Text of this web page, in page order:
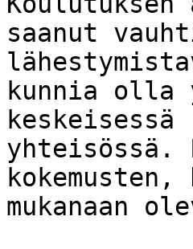
saanut
kunnia olla
yhteisössä.
mukanaan